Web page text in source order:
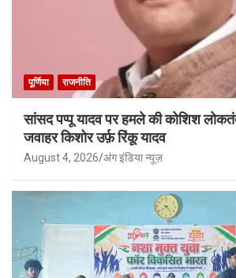
पूर्णिया राजनीति
सांसद पप्पू यादव पर हमले की कोशिश
जवाहर किशोर उर्फ़ रिंकू यादव
August 4, 2026 अंग इंडिया न्यूज़